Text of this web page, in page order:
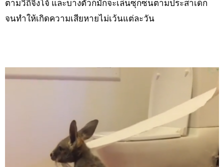
ตามวิถีจิงโจ้ และบางตัวก็มักจะเล่นซุกซนตามประสาเด็ก
จนทำให้เกิดความเสียหายไม่เว้นแต่ละวัน